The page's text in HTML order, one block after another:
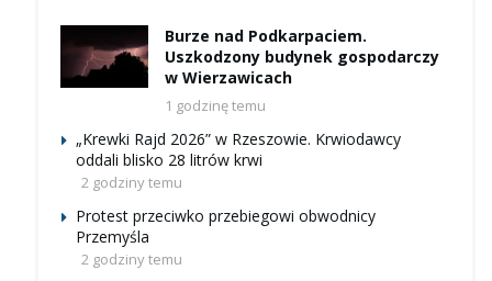
Burze nad Podkarpaciem.
Uszkodzony budynek gospodarczy
w Wierzawicach
1 godzinę temu
„Krewki Rajd 2026” w Rzeszowie. Krwiodawcy
oddali blisko 28 litrów krwi
2 godziny temu
Protest przeciwko przebiegowi obwodnicy
Przemyśla
2 godziny temu